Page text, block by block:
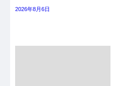
2026年8月6日